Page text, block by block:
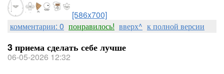
[586x700]
комментарии: 0 понравилось! вверх^ к полной версии
3 приема сделать себе лучше
06-05-2026 12:32